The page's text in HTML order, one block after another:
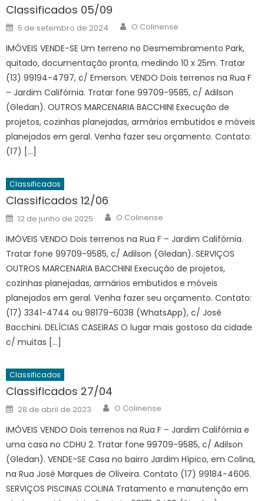
Classificados 05/09
Posted
on
5 de setembro de 2024 Author
O Colinense
IMÓVEIS VENDE-SE Um terreno no Desmembramento Park,
quitado, documentação pronta, medindo 10 x 25m. Tratar
(13) 99194-4797, c/ Emerson. VENDO Dois terrenos na Rua F
– Jardim Califórnia. Tratar fone 99709-9585, c/ Adilson
(Gledan). OUTROS MARCENARIA BACCHINI Execução de
projetos, cozinhas planejadas, armários embutidos e móveis
planejados em geral. Venha fazer seu orçamento. Contato:
(17) […]
Classificados
Classificados 12/06
Posted
on
12 de junho de 2025 Author
O Colinense
IMÓVEIS VENDO Dois terrenos na Rua F – Jardim Califórnia.
Tratar fone 99709-9585, c/ Adilson (Gledan). SERVIÇOS
OUTROS MARCENARIA BACCHINI Execução de projetos,
cozinhas planejadas, armários embutidos e móveis
planejados em geral. Venha fazer seu orçamento. Contato:
(17) 3341-4744 ou 98179-6038 (WhatsApp), c/ José
Bacchini. DELÍCIAS CASEIRAS O lugar mais gostoso da cidade
c/ muitas […]
Classificados
Classificados 27/04
Posted
on
28 de abril de 2023 Author
O Colinense
IMÓVEIS VENDO Dois terrenos na Rua F – Jardim Califórnia e
uma casa no CDHU 2. Tratar fone 99709-9585, c/ Adilson
(Gledan). VENDE-SE Casa no bairro Jardim Hípico, em Colina,
na Rua José Marques de Oliveira. Contato (17) 99184-4606.
SERVIÇOS PISCINAS COLINA Tratamento e manutenção em